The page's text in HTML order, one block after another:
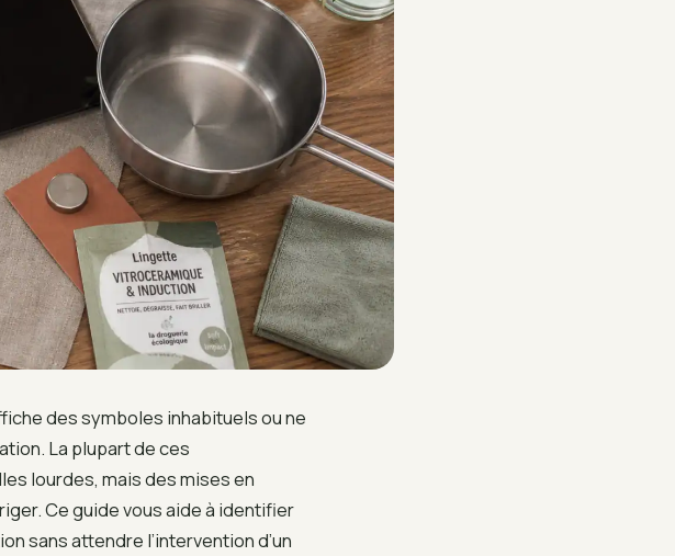
des symboles inhabituels ou ne
La plupart de ces
lourdes, mais des mises en
Ce guide vous aide à identifier
sans attendre l’intervention d’un